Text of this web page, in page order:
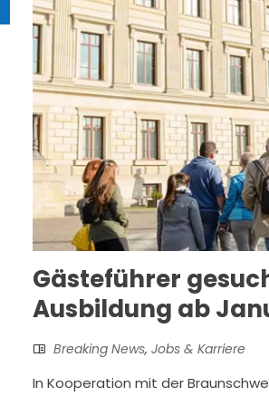
Gästeführer
Ausbildung ab
Breaking News, Jobs & Karriere
In Kooperation mit der